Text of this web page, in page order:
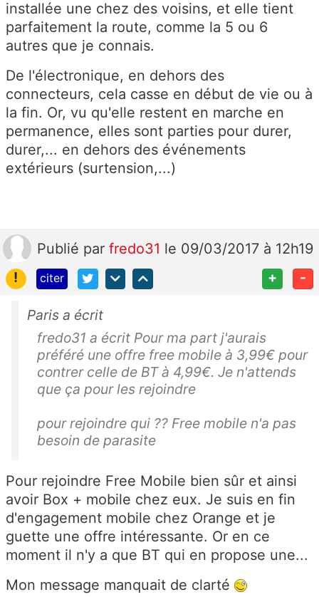
installée une chez des voisins, et elle tient
parfaitement la route, comme la 5 ou 6
autres que je connais.
De l'électronique, en dehors des
connecteurs, cela casse en début de vie ou à
la fin. Or, vu qu'elle restent en marche en
permanence, elles sont parties pour durer,
durer,... en dehors des événements
extérieurs (surtension,...)
Publié par fredo31 le 09/03/2017 à 12h19
!
citer + -
Paris a écrit
fredo31 a écrit Pour ma part j'aurais
préféré une offre free mobile à 3,99€ pour
contrer celle de BT à 4,99€. Je n'attends
que ça pour les rejoindre
pour rejoindre qui ?? Free mobile n'a pas
besoin de parasite
Pour rejoindre Free Mobile bien sûr et ainsi
avoir Box + mobile chez eux. Je suis en fin
d'engagement mobile chez Orange et je
guette une offre intéressante. Or en ce
moment il n'y a que BT qui en propose une...
Mon message manquait de clarté